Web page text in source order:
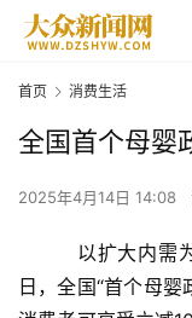
首页 消费生活
全国首个母婴
2025年4月14日 14:08
以扩大内需
日，全国“首个母